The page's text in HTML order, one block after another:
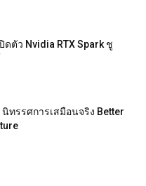
ดตัว Nvidia RTX Spark ชู
ทรรศการเสมือนจริง Better